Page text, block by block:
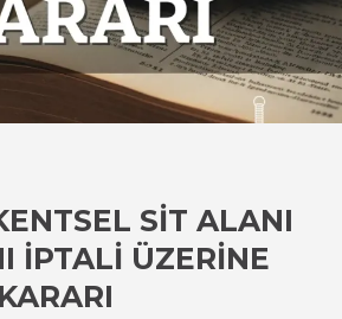
SIT ALANI
İPTALI ÜZERINE